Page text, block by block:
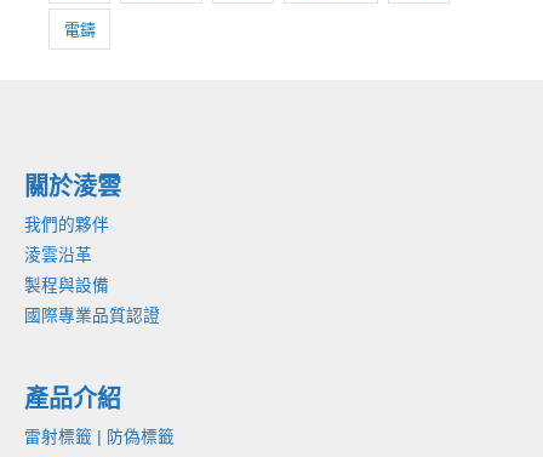
電鑄
關於淩雲
我們的夥伴
淩雲沿革
製程與設備
國際專業品質認證
產品介紹
雷射標籤 | 防偽標籤